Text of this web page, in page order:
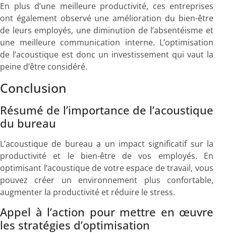
En plus d’une meilleure productivité, ces entreprises
ont également observé une amélioration du bien-être
de leurs employés, une diminution de l’absentéisme et
une meilleure communication interne. L’optimisation
de l’acoustique est donc un investissement qui vaut la
peine d’être considéré.
Conclusion
Résumé de l’importance de l’acoustique
du bureau
L’acoustique de bureau a un impact significatif sur la
productivité et le bien-être de vos employés. En
optimisant l’acoustique de votre espace de travail, vous
pouvez créer un environnement plus confortable,
augmenter la productivité et réduire le stress.
Appel à l’action pour mettre en œuvre
les stratégies d’optimisation